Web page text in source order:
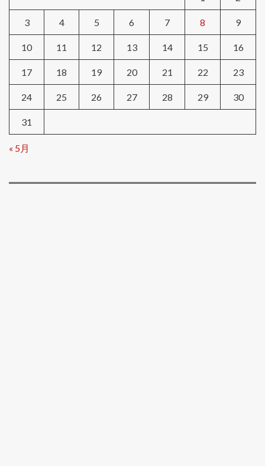
3 4 5 6 7 8 9
10 11 12 13 14 15 16
17 18 19 20 21 22 23
24 25 26 27 28 29 30
31
« 5月